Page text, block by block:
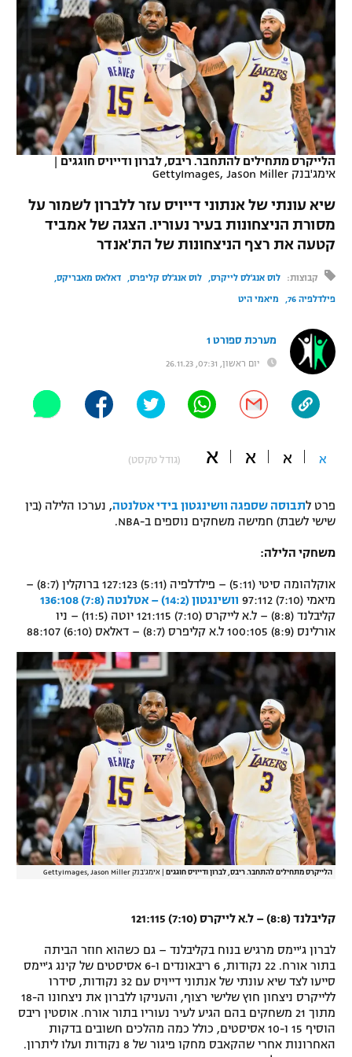
VOD
רץ ברשת
תוצאות
לוח שידורים
ברחבה
"מחצית בשכונה" – פודקאסט
תקנון עבור פעילות אלקטרה
תקנון עבור פעילות ספורט 1 – "מרלן"
תנאי שימוש
מדיניות פרטיות
תקנון פעילות ספורט 1
רשיון להקרנה פומבית לבית עסק
הצטרפות לחבילת הערוצים
לוח דרושים – ג'ובנט
תגיות
המגזין
נבחרת ישראל
מכבי חיפה
בית"ר ירושלים
מכבי תל אביב
הפועל תל אביב
הפועל חיפה
הפועל באר שבע
מכבי נתניה
ליגה ספרדית
ליגה איטלקית
ליגה צרפתית
ליגה הולנדית
ליגה סינית
ליגות נוספות
כדורסל נשים
מכבי תל אביב
הפועל חולון
הפועל ירושלים
דני אבדיה
יורוליג
יורוקאפ
טניס
כדוריד
כדורעף
שחייה
אגרוף
ספורט אולימפי
היאבקות WWE
ספורט מוטורי
כדורמים
פוטבול אמריקאי NFL
אומנויות לחימה
גיימינג E-Sports
הלייקרס מתחילים להתחבר. ריבס, לברון ודייויס חוגגים |
אימג'בנק GettyImages, Jason Miller
שיא עונתי של אנתוני דייויס עזר ללברון לשמור על
מסורת הניצחונות בעיר נעוריו. הצגה של אמביד
קטעה את רצף הניצחונות של הת'אנדר
קבוצות: לוס אנג'לס לייקרס לוס אנג'לס קליפרס דאלאס מאבריקס
פילדלפיה 76 מיאמי היט
מערכת ספורט 1
יום ראשון, 07:31, 26.11.23
א א א א (גודל טקסט)
פרט לתבוסה שספגה וושינגטון בידי אטלנטה, נערכו הלילה (בין
שישי לשבת) חמישה משחקים נוספים ב-NBA.
משחקי הלילה:
אוקלהומה סיטי (5:11) – פילדלפיה (5:11) 127:123 ברוקלין (8:7) –
מיאמי (7:10) 97:112
וושינגטון (14:2) – אטלנטה (7:8) 136:108
קליבלנד (8:8) – ל.א לייקרס (7:10) 121:115 יוטה (11:5) – ניו
אורלינס (8:9) 100:105 ל.א קליפרס (8:7) – דאלאס (6:10) 88:107
הלייקרס מתחילים להתחבר. ריבס, לברון ודייויס חוגגים אימג'בנק GettyImages, Jason Miller
קליבלנד (8:8) – ל.א לייקרס (7:10) 121:115
לברון ג'יימס מרגיש בנוח בקליבלנד – גם כשהוא חוזר הביתה
בתור אורח. 22 נקודות, 6 ריבאונדים ו-6 אסיסטים של קינג ג'יימס
סייעו לצד שיא עונתי של אנתוני דייויס עם 32 נקודות, סידרו
ללייקרס ניצחון חוץ שלישי רצוף, והעניקו ללברון את ניצחונו ה-18
מתוך 21 משחקים בהם הגיע לעיר נעוריו בתור אורח. אוסטין ריבס
הוסיף 15 ו-10 אסיסטים, כולל כמה מהלכים חשובים בדקות
האחרונות אחרי שהקאבס מחקו פיגור של 8 נקודות ועלו ליתרון.